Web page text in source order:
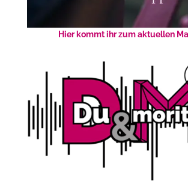
Hier kommt ihr zum aktuellen